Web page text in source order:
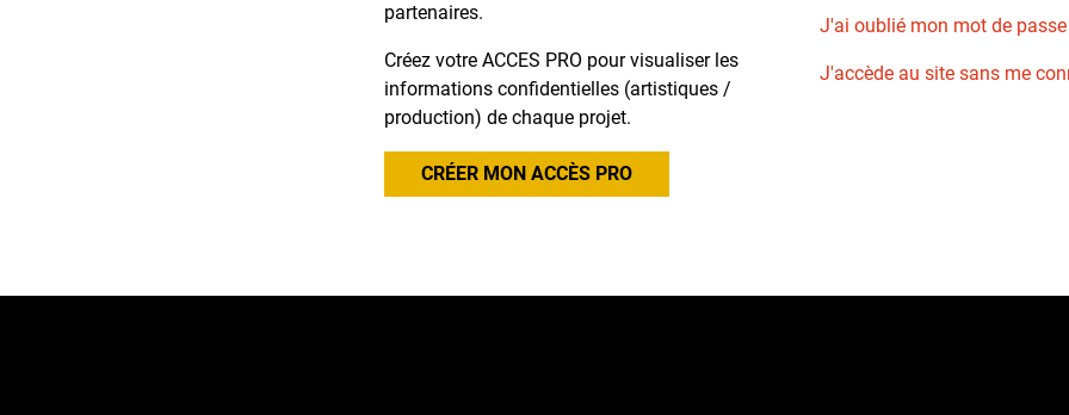
partenaires.
Créez votre ACCES PRO pour visualiser les
informations confidentielles (artistiques /
production) de chaque projet.
CRÉER MON ACCÈS PRO
J'ai oublié mon mot de passe
J'accède au site sans me